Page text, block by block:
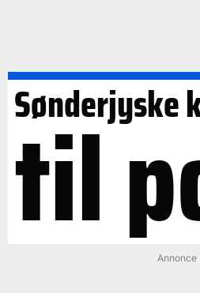
Sønderjyske
til Annonce